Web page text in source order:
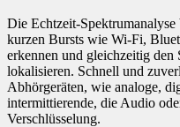
Die Echtzeit-
kurzen Bursts wie Wi-Fi,
erkennen und gleichzeitig den
lokalisieren. Schnell und
Abhörgeräten, wie analoge,
intermittierende, die Audio
Verschlüsselung.